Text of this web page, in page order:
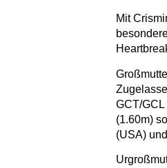
Mit
GCT/
(1.60m)
(USA)